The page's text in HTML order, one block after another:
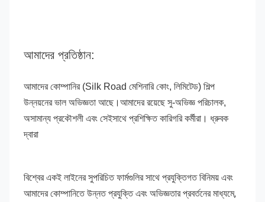
আমাদের প্রতিষ্ঠান:
আমাদের কোম্পানির (Silk Road মেশিনারি কোং, লিমিটেড) শিল্প
উন্নয়নের ভাল অভিজ্ঞতা আছে।আমাদের রয়েছে সু-অভিজ্ঞ পরিচালক,
অসামান্য প্রকৌশলী এবং সেইসাথে প্রশিক্ষিত কারিগরি কর্মীরা। ধ্রুবক
দ্বারা
বিশ্বের একই লাইনের সুপরিচিত ফার্মগুলির সাথে প্রযুক্তিগত বিনিময় এবং
আমাদের কোম্পানিতে উন্নত প্রযুক্তি এবং অভিজ্ঞতার প্রবর্তনের মাধ্যমে,